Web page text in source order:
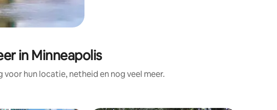
in Minneapolis
hun locatie, netheid en nog veel meer.